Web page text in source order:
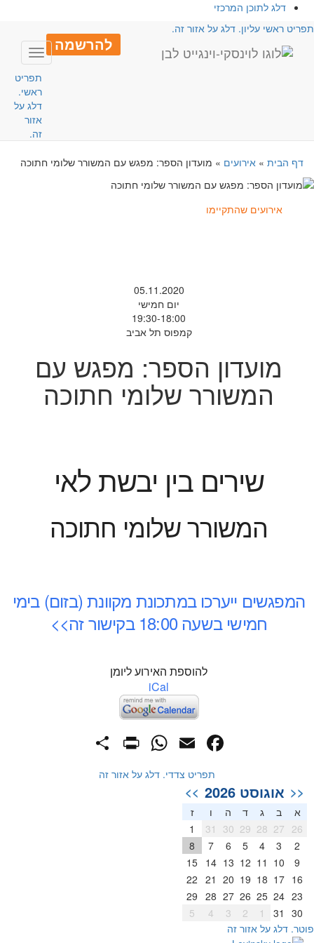
דלג לתוכן המרכזי
ראשי עליון. דלג על אזור זה.
להרשמה
Toggle
תפריט
ראשי.
דלג על
אזור
זה.
דף הבית» אירועים» מועדון הספר: מפגש עם המשורר שלומי חתוכה
אירועים שהתקיימו
05.11.2020
יום חמישי
19:30-18:00
קמפוס תל אביב
מועדון הספר: מפגש עם
המשורר שלומי חתוכה
שירים בין יבשת לאי
המשורר שלומי חתוכה
המפגשים ייערכו במתכונת מקוונת (בזום) בימי
חמישי בשעה 18:00 בקישור זה>>
להוספת האירוע ליומן
iCal
Facebook
Email
WhatsApp
תפריט צדדי. דלג על אזור זה
<< אוגוסט 2026 >>
א ב ג ד ה
ז
26
27
28
29
30
31
2
3
4
5
6
7
8
9
10
11
12
13
14
15
16
17
18
19
20
21
22
23
24
25
26
27
28
29
30
31
2
3
4
5
דלג על אזור זה